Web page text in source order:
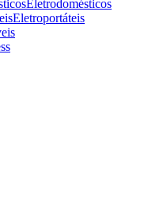
Eletrodomésticos
Eletroportáteis